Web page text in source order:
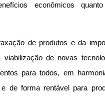
econômicos quanto
de produtos e da
de novas
para todos, em
de forma rentável para